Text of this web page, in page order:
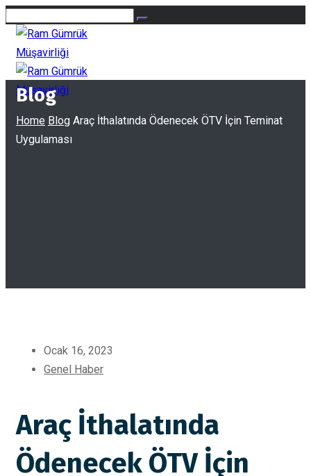
Blog
Home Blog Araç İthalatında Ödenecek ÖTV İçin Teminat
Uygulaması
Ocak 16, 2023
Genel Haber
Araç İthalatında
Ödenecek ÖTV İçin